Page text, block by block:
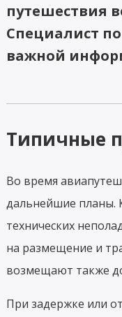
путешествия
Специалист
важной
Типичные
Во время
дальнейшие планы.
технических
на размещение и
возмещают также
При задержке или